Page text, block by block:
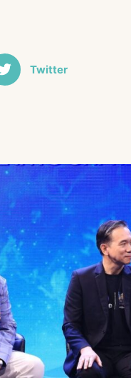
Twitter